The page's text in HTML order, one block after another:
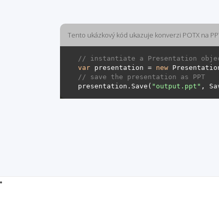
Tento ukázkový kód ukazuje konverzi POTX na
// instantiate a Presentation
var presentation = new
// save the presentation as PPT
presentation.Save( "output.ppt"